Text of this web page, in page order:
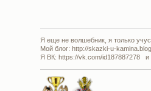
Я еще не волшебник, я только
Мой блог: http://skazki-u-
Я ВК: https://vk.com/id187887278 и